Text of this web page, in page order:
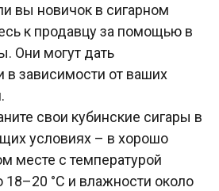
вы новичок в сигарном
к продавцу за помощью в
Они могут дать
в зависимости от ваших
свои кубинские сигары в
условиях – в хорошо
месте с температурой
18–20 °C и влажности около